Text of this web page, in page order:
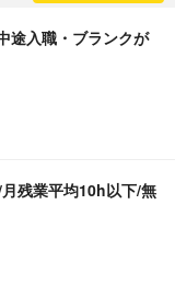
途入職・ブランクが
残業平均10h以下/無